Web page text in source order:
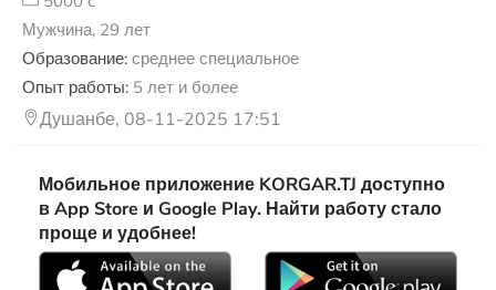
Мужчина, 29 лет
Образование: среднее специальное
Опыт работы: 5 лет и более
Душанбе, 08-11-2025 17:51
Мобильное приложение KORGAR.TJ доступно
в App Store и Google Play. Найти работу стало
проще и удобнее!